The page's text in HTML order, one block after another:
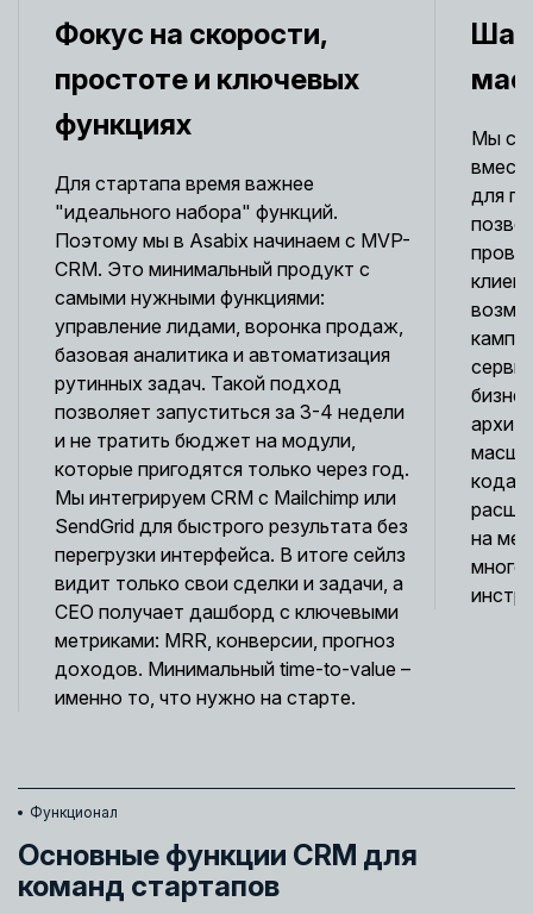
Фокус на скорости,
простоте и ключевых
функциях
Для стартапа время важнее
"идеального набора" функций.
Поэтому мы в Asabix начинаем с MVP-
CRM. Это минимальный продукт с
самыми нужными функциями:
управление лидами, воронка продаж,
базовая аналитика и автоматизация
рутинных задач. Такой подход
позволяет запуститься за 3-4 недели
и не тратить бюджет на модули,
которые пригодятся только через год.
Мы интегрируем CRM с Mailchimp или
SendGrid для быстрого результата без
перегрузки интерфейса. В итоге сейлз
видит только свои сделки и задачи, а
CEO получает дашборд с ключевыми
метриками: MRR, конверсии, прогноз
доходов. Минимальный time-to-value –
именно то, что нужно на старте.
Шаг
Мы
для
кода.
на
Функционал
Основные функции CRM для
команд стартапов